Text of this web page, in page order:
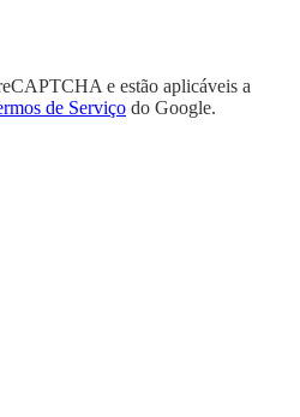
e estão aplicáveis a
de Serviço do Google.